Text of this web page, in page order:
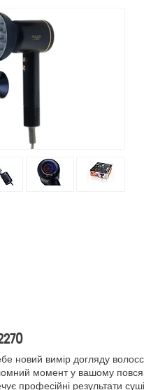
новий вимір догляду
момент у вашому
професійні результати